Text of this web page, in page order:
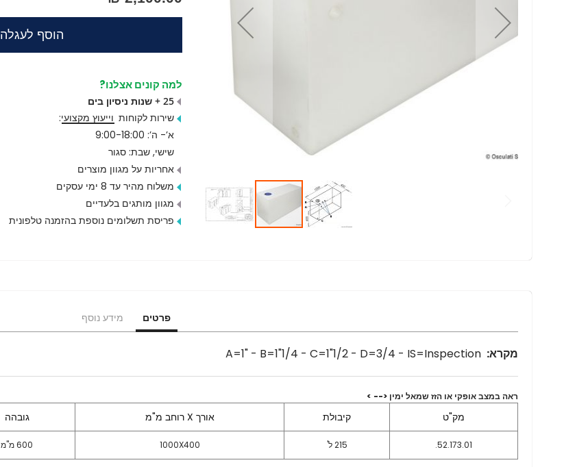
הוסף לעגלה
למה קונים אצלנו?
25 + שנות ניסיון בים
שירות לקוחות וייעוץ מקצועי:
א’- ה’: 9:00-18:00
שישי, שבת: סגור
אחריות על מגוון מוצרים
משלוח מהיר עד 8 ימי עסקים
מגוון מותגים בלעדיים
פריסת תשלומים נוספת בהזמנה טלפונית
פרטים
מקרא:
ראה במצב אופקי או הזז שמאל ימין <-- >
מק"ט קיבולת אורך X רוחב מ"מ גובהה
52.173.01. 215 ל' 1000X400 600 מ"מ
מידע נוסף